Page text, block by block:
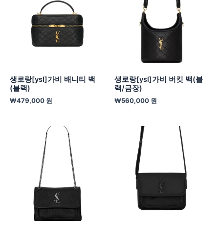
생로랑[ysl]가비 배니티 백
(블랙)
₩479,000 원
생로랑[ysl]가비 버킷 백(블
랙/금장)
₩560,000 원